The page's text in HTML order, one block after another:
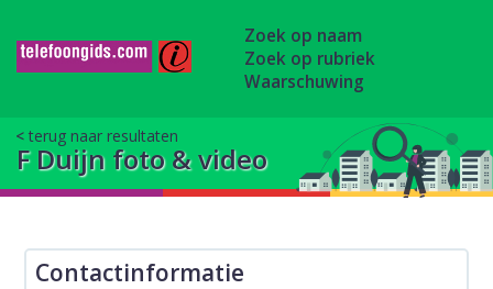
Zoek op naam
Zoek op rubriek
Waarschuwing
terug naar resultaten
F Duijn foto & video
Contactinformatie